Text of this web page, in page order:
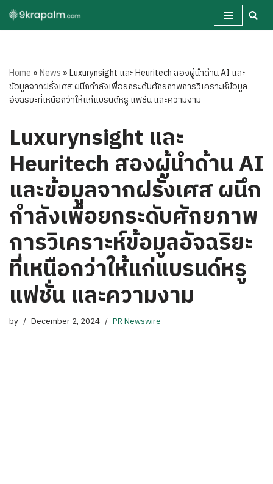
Skip
Home »News »Luxurynsight และ Heuritech สองผู้นำด้าน AI และ
ข้อมูลจากฝรั่งเศส ผนึกกำลังเพื่อยกระดับศักยภาพการวิเคราะห์ข้อมูล
อัจฉริยะที่เหนือกว่าให้แก่แบรนด์หรู แฟชั่น และความงาม
Luxurynsight และ
Heuritech สองผู้นำด้าน AI
และข้อมูลจากฝรั่งเศส ผนึก
กำลังเพื่อยกระดับศักยภาพ
การวิเคราะห์ข้อมูลอัจฉริยะ
ที่เหนือกว่าให้แก่แบรนด์หรู
แฟชั่น และความงาม
by December 2, 2024 PR Newswire